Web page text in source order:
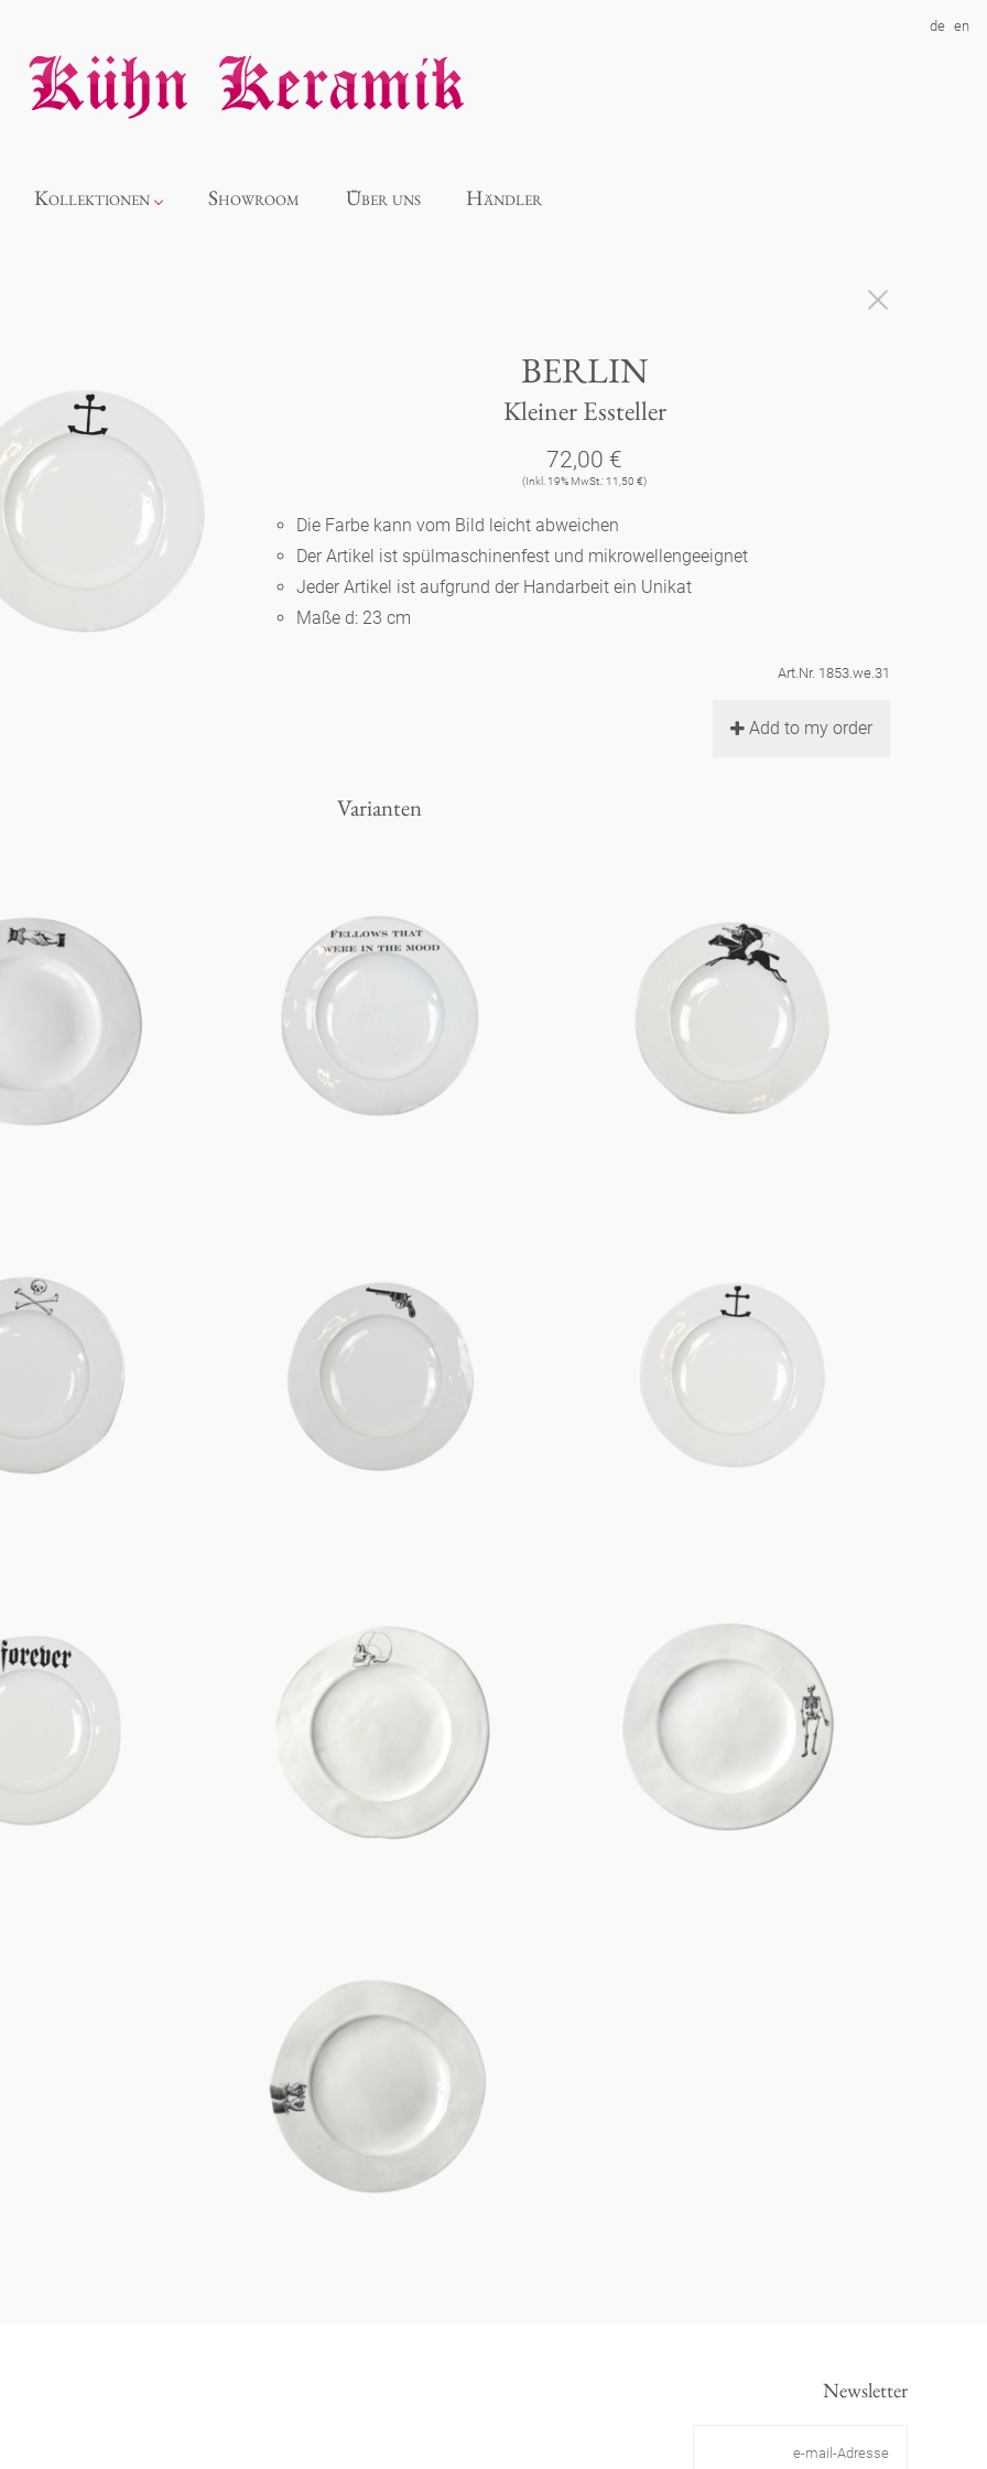
de en
Kollektionen
Panthéon
Slumberland
Unpraktisch
Figuren
Berliner Duft
Showroom Über uns Händler
BERLIN
Kleiner Essteller
72,00 €
(Inkl. 19% MwSt.: 11,50 €)
Die Farbe kann vom Bild leicht abweichen
Der Artikel ist spülmaschinenfest und mikrowellengeeignet
Jeder Artikel ist aufgrund der Handarbeit ein Unikat
Maße d: 23 cm
Art.Nr. 1853.we.31
Add to my order
Varianten
Newsletter